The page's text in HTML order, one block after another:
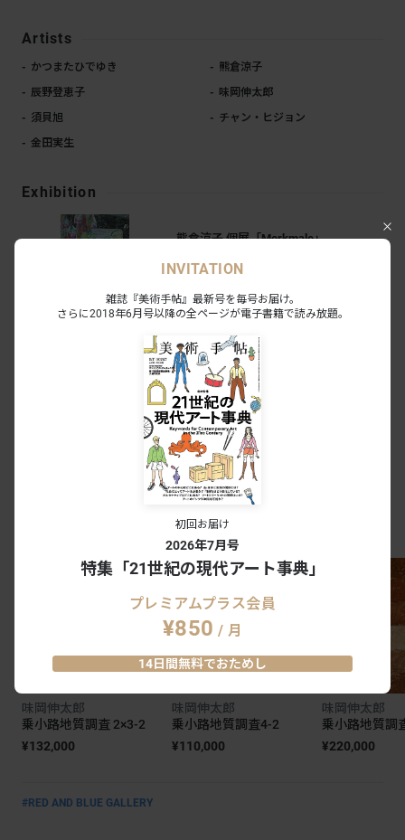
Artists
かつまたひでゆき
熊倉涼子
辰野登恵子
味岡伸太郎
須貝旭
チャン・ヒジョン
金田実生
Exhibition
熊倉涼子 個展「Merkmale」
2022.03.11 - 04.02
会期終了
島 州⼀ 追悼展「Tracing-Shirt」
会期終了
辰野登恵子「COLORS」
2019.01.08 - 01.26
RED AND BLUE GALLERYのOILページ
味岡伸太郎
乗小路地質調査 2×3-2
¥132,000
味岡伸太郎
乗小路地質調査4-2
¥110,000
味岡伸太郎
乗小路地質調
¥220,000
#RED AND BLUE GALLERY
INVITATION
雑誌『美術手帖』最新号を毎号お届け。
さらに2018年6月号以降の全ページが電子書籍で読み放題。
初回お届け
2026年7月号
特集「21世紀の現代アート事典」
プレミアムプラス会員
¥850 / 月
14日間無料でおためし